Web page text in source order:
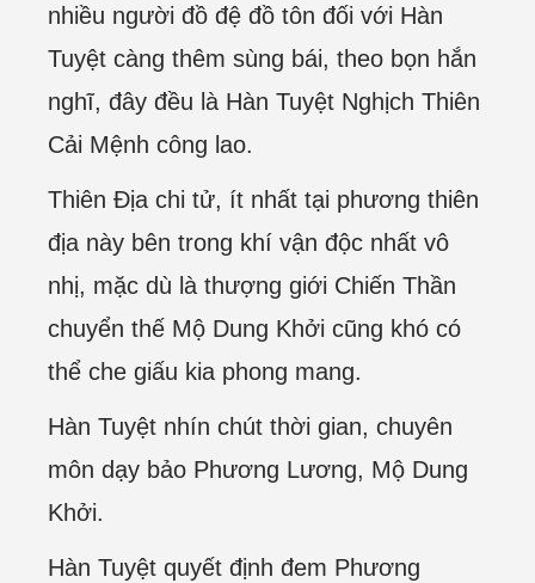
nhiều người đồ đệ đồ tôn đối với Hàn
Tuyệt càng thêm sùng bái, theo bọn hắn
nghĩ, đây đều là Hàn Tuyệt Nghịch Thiên
Cải Mệnh công lao.
Thiên Địa chi tử, ít nhất tại phương thiên
địa này bên trong khí vận độc nhất vô
nhị, mặc dù là thượng giới Chiến Thần
chuyển thế Mộ Dung Khởi cũng khó có
thể che giấu kia phong mang.
Hàn Tuyệt nhín chút thời gian, chuyên
môn dạy bảo Phương Lương, Mộ Dung
Khởi.
Hàn Tuyệt quyết định đem Phương